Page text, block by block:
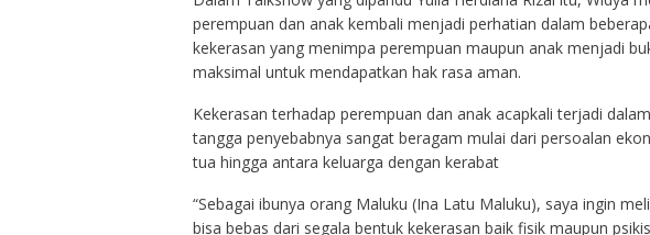
perempuan dan anak kembali menjadi perhatian dalam
kekerasan yang menimpa perempuan maupun anak menjadi
maksimal untuk mendapatkan hak rasa aman.
Kekerasan terhadap perempuan dan anak acapkali terjadi
tangga penyebabnya sangat beragam mulai dari persoalan
tua hingga antara keluarga dengan kerabat
“Sebagai ibunya orang Maluku (Ina Latu Maluku), saya ingin
bisa bebas dari segala bentuk kekerasan baik fisik maupun